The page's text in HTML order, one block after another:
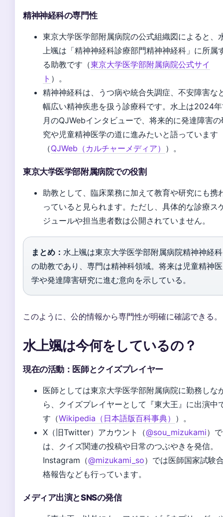
精神神経科の専門性
東京大学医学部附属病院の公式組織図によると、
上颯は「精神神経科診療部門精神神経科」に所属
る助教です（東京大学医学部附属病院公式サイ
ト ）。
精神神経科は、うつ病や統合失調症、不安障害な
幅広い精神疾患を扱う診療科です。水上は2024
月のQJWebインタビューで、将来的に発達障害の
究や児童精神医学の道に進みたいと語っています
（QJWeb（カルチャーメディア） ）。
東京大学医学部附属病院での役割
助教として、臨床業務に加えて教育や研究にも携
っていると見られます。ただし、具体的な診療ス
ジュールや担当患者数は公開されていません。
まとめ： 水上颯は東京大学医学部附属病院精神神経科
の助教であり、専門は精神科領域。将来は児童精神医
学や発達障害研究に進む意向を示している。
このように、公的情報から専門性が明確に確認できる。
水上颯は今何をしているの？
現在の活動：医師とクイズプレイヤー
医師としては東京大学医学部附属病院に勤務しな
ら、クイズプレイヤーとして『東大王』に出演中
す（Wikipedia（日本語版百科事典） ）。
X（旧Twitter）アカウント（@sou_mizukami）で
は、クイズ関連の投稿や日常のつぶやきを発信。
Instagram（@mizukami_so）では医師国家試験
格報告なども行っています。
メディア出演とSNSの発信